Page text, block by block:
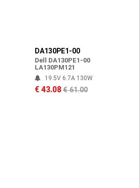
DA130PE1-00
Dell DA130PE1-00
LA130PM121
19.5V 6.7A 130W
€ 43.08€ 61.00